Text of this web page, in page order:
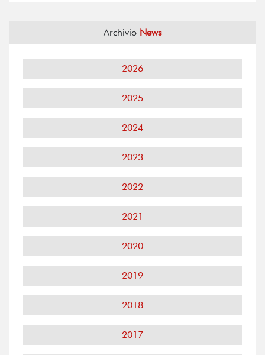
Archivio News
2026
2025
2024
2023
2022
2021
2020
2019
2018
2017